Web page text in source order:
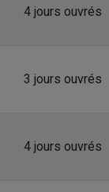
4 jours ouvrés
3 jours ouvrés
4 jours ouvrés